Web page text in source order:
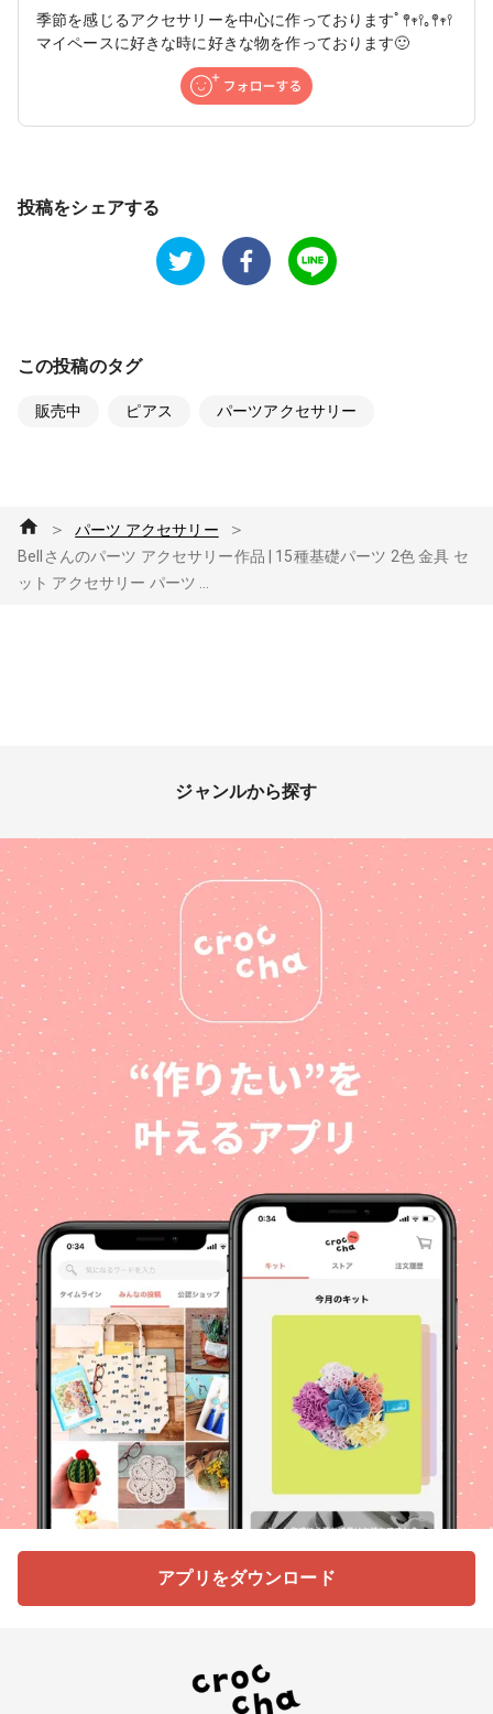
季節を感じるアクセサリーを中心に作っておりますﾟ𖤣𖥧𖥣｡𖤣𖥧𖥣
マイペースに好きな時に好きな物を作っております🙂
投稿をシェアする
この投稿のタグ
販売中 ピアス パーツアクセサリー
＞ パーツ アクセサリー ＞
Bellさんのパーツ アクセサリー作品 | 15種基礎パーツ 2色 金具 セ
ット アクセサリー パーツ ...
ジャンルから探す
アプリをダウンロード